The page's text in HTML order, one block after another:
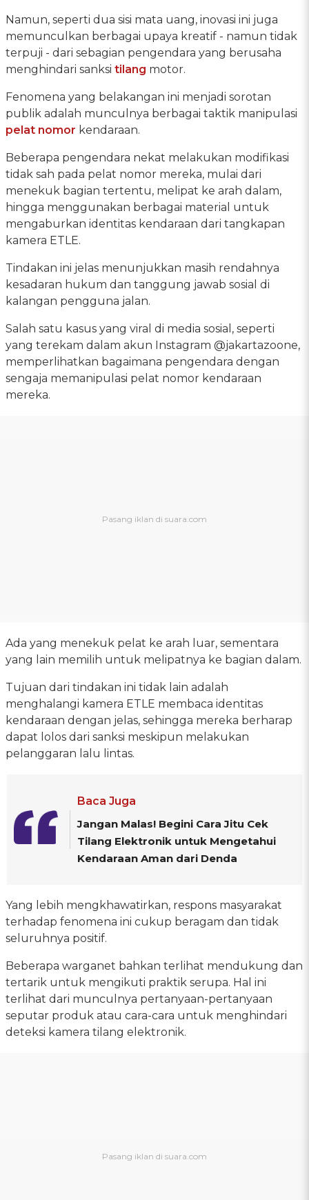
Namun, seperti dua sisi mata uang, inovasi ini juga
memunculkan berbagai upaya kreatif - namun tidak
terpuji - dari sebagian pengendara yang berusaha
menghindari sanksi tilang motor.
Fenomena yang belakangan ini menjadi sorotan
publik adalah munculnya berbagai taktik manipulasi
pelat nomor kendaraan.
Beberapa pengendara nekat melakukan modifikasi
tidak sah pada pelat nomor mereka, mulai dari
menekuk bagian tertentu, melipat ke arah dalam,
hingga menggunakan berbagai material untuk
mengaburkan identitas kendaraan dari tangkapan
kamera ETLE.
Tindakan ini jelas menunjukkan masih rendahnya
kesadaran hukum dan tanggung jawab sosial di
kalangan pengguna jalan.
Salah satu kasus yang viral di media sosial, seperti
yang terekam dalam akun Instagram @jakartazoone,
memperlihatkan bagaimana pengendara dengan
sengaja memanipulasi pelat nomor kendaraan
mereka.
Ada yang menekuk pelat ke arah luar, sementara
yang lain memilih untuk melipatnya ke bagian dalam.
Tujuan dari tindakan ini tidak lain adalah
menghalangi kamera ETLE membaca identitas
kendaraan dengan jelas, sehingga mereka berharap
dapat lolos dari sanksi meskipun melakukan
pelanggaran lalu lintas.
Baca Juga
Jangan Malas! Begini Cara Jitu Cek
Tilang Elektronik untuk Mengetahui
Kendaraan Aman dari Denda
Yang lebih mengkhawatirkan, respons masyarakat
terhadap fenomena ini cukup beragam dan tidak
seluruhnya positif.
Beberapa warganet bahkan terlihat mendukung dan
tertarik untuk mengikuti praktik serupa. Hal ini
terlihat dari munculnya pertanyaan-pertanyaan
seputar produk atau cara-cara untuk menghindari
deteksi kamera tilang elektronik.